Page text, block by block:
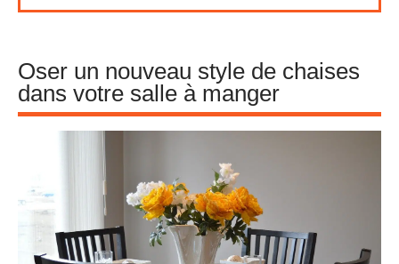
Oser un nouveau style de chaises
dans votre salle à manger